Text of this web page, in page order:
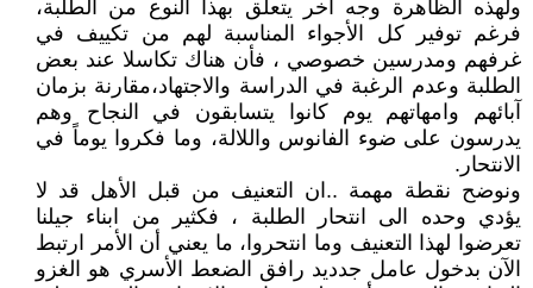
ولهذه الظاهرة وجه آخر يتعلق بهذا النوع من الطلبة،
فرغم توفير كل الأجواء المناسبة لهم من تكييف في
غرفهم ومدرسين خصوصي ، فأن هناك تكاسلا عند بعض
الطلبة وعدم الرغبة في الدراسة والاجتهاد،مقارنة بزمان
آبائهم وامهاتهم يوم كانوا يتسابقون في النجاح وهم
يدرسون على ضوء الفانوس واللالة، وما فكروا يوماً في
الانتحار.
ونوضح نقطة مهمة ..ان التعنيف من قبل الأهل قد لا
يؤدي وحده الى انتحار الطلبة ، فكثير من ابناء جيلنا
تعرضوا لهذا التعنيف وما انتحروا، ما يعني أن الأمر ارتبط
الآن بدخول عامل جدديد رافق الضعط الأسري هو الغزو